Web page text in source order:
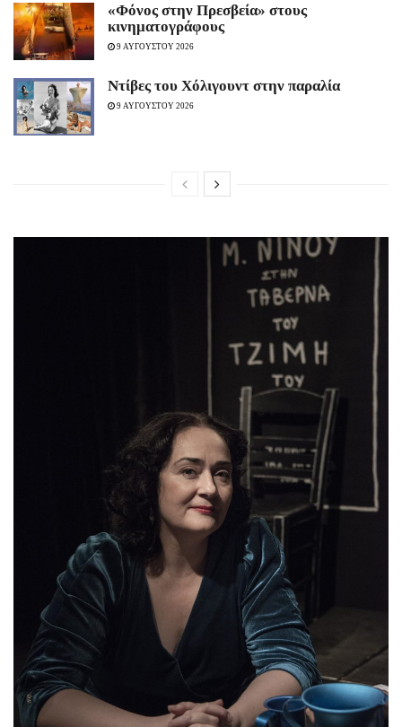
«Φόνος στην Πρεσβεία» στους
κινηματογράφους
9 ΑΥΓΟΥΣΤΟΥ 2026
Ντίβες του Χόλιγουντ στην παραλία
9 ΑΥΓΟΥΣΤΟΥ 2026